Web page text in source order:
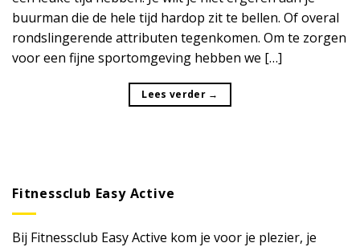
buurman die de hele tijd hardop zit te bellen. Of overal
rondslingerende attributen tegenkomen. Om te zorgen
voor een fijne sportomgeving hebben we […]
Lees verder →
Fitnessclub Easy Active
Bij Fitnessclub Easy Active kom je voor je plezier, je